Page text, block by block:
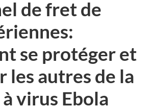
de fret de
se protéger et
les autres de la
virus Ebola